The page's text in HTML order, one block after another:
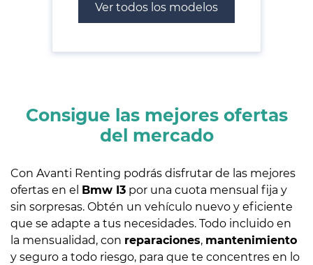
Ver todos los modelos
Consigue las mejores ofertas
del mercado
Con Avanti Renting podrás disfrutar de las mejores
ofertas en el
Bmw I3 por una cuota mensual fija y
sin sorpresas. Obtén un vehículo nuevo y eficiente
que se adapte a tus necesidades. Todo incluido en
la mensualidad, con reparaciones, mantenimiento
y seguro a todo riesgo, para que te concentres en lo